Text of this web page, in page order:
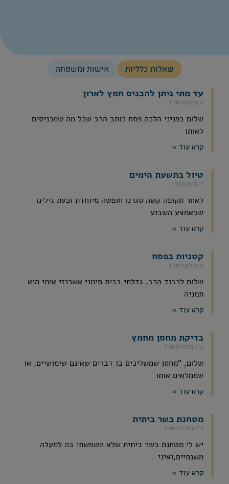
שאלות כלליות
אישות ומשפחה
עד מתי ניתן להכניס חמץ לארון
ה׳ בניסן תשפ״ו
שלום בפניני הלכה פסח כותב הרב שכל מה שמכניסים
לאותו
קרא עוד »
טיול בתשעת הימים
ד׳ בניסן תשפ״ו
לאחר תקופה קשה סגרנו חופשה מיוחדת וכעת גילינו
שבאמצע השבוע
קרא עוד »
קטניות בפסח
א׳ בניסן תשפ״ו
שלום לכבוד הרב, גדלתי בבית תימני אשכנזי אימי היא
תמניה
קרא עוד »
בדיקת מחסן מחמץ
כ״ט באדר תשפ״ו
שלום, "מחסן שמשליכים בו דברים שאינם שימושיים, או
שממלאים אותו
קרא עוד »
מטחנת בשר ביתית
כ״ט באדר תשפ״ו
יש לי מטחנת בשר ביתית שלא השמשתי בה למעלה
משנתיים,ואיני
קרא עוד »